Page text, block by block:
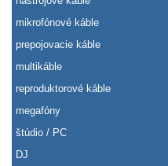
mikrofónové káble
prepojovacie káble
multikáble
reproduktorové káble
megafóny
štúdio / PC
DJ